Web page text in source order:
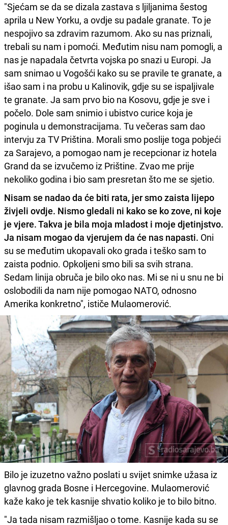
"Sjećam se da se dizala zastava s ljiljanima šestog
aprila u New Yorku, a ovdje su padale granate. To je
nespojivo sa zdravim razumom. Ako su nas priznali,
trebali su nam i pomoći. Međutim nisu nam pomogli, a
nas je napadala četvrta vojska po snazi u Europi. Ja
sam snimao u Vogošći kako su se pravile te granate, a
išao sam i na probu u Kalinovik, gdje su se ispaljivale
te granate. Ja sam prvo bio na Kosovu, gdje je sve i
počelo. Dole sam snimio i ubistvo curice koja je
poginula u demonstracijama. Tu večeras sam dao
intervju za TV Priština. Morali smo poslije toga pobjeći
za Sarajevo, a pomogao nam je recepcionar iz hotela
Grand da se izvučemo iz Prištine. Zvao me prije
nekoliko godina i bio sam presretan što me se sjetio.
Nisam se nadao da će biti rata, jer smo zaista lijepo
živjeli ovdje. Nismo gledali ni kako se ko zove, ni koje
je vjere. Takva je bila moja mladost i moje djetinjstvo.
Ja nisam mogao da vjerujem da će nas napasti. Oni
su se međutim ukopavali oko grada i teško sam to
zaista podnio. Opkoljeni smo bili sa svih strana.
Sedam linija obruča je bilo oko nas. Mi se ni u snu ne bi
oslobodili da nam nije pomogao NATO, odnosno
Amerika konkretno", ističe Mulaomerović.
Bilo je izuzetno važno poslati u svijet snimke užasa iz
glavnog grada Bosne i Hercegovine. Mulaomerović
kaže kako je tek kasnije shvatio koliko je to bilo bitno.
"Ja tada nisam razmišljao o tome. Kasnije kada su se